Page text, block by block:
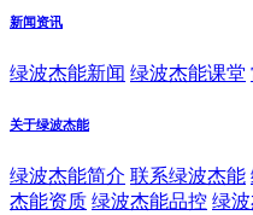
新闻资讯
绿波杰能新闻 绿波杰能课堂
关于绿波杰能
绿波杰能简介 联系绿波杰能
杰能资质 绿波杰能品控 绿